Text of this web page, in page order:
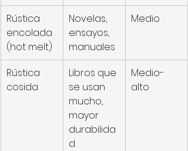
Rústica
encolada
(hot melt)
Novelas,
ensayos,
manuales
Medio
Rústica
cosida
Libros que
se usan
mucho,
mayor
durabilida
d
Medio-
alto